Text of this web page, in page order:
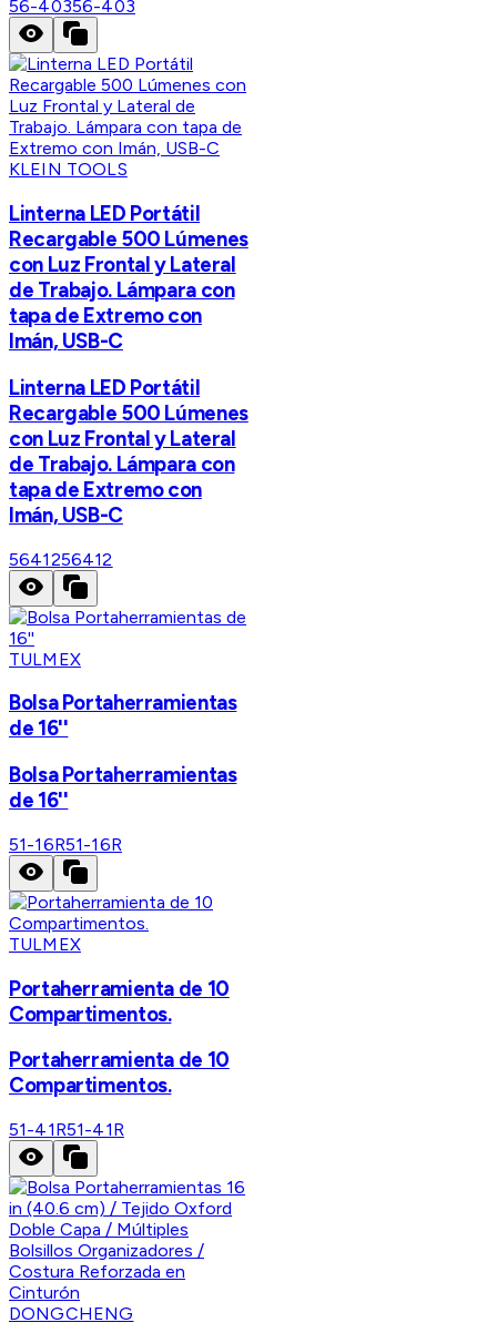
56-40356-403
KLEIN TOOLS
Linterna LED Portátil
Recargable 500 Lúmenes
con Luz Frontal y Lateral
de Trabajo. Lámpara con
tapa de Extremo con
Imán, USB-C
Linterna LED Portátil
Recargable 500 Lúmenes
con Luz Frontal y Lateral
de Trabajo. Lámpara con
tapa de Extremo con
Imán, USB-C
5641256412
TULMEX
Bolsa Portaherramientas
de 16''
Bolsa Portaherramientas
de 16''
51-16R51-16R
TULMEX
Portaherramienta de 10
Compartimentos.
Portaherramienta de 10
Compartimentos.
51-41R51-41R
DONGCHENG